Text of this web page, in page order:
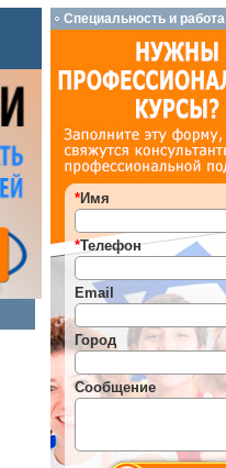
Специальность и работа
*Имя
*Телефон
Email
Город
Сообщение